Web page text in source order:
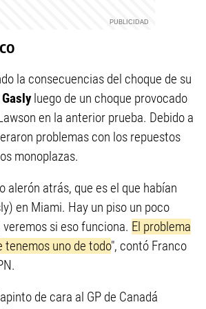
la consecuencias del choque de su
luego de un choque provocado
en la anterior prueba. Debido a
problemas con los repuestos
monoplazas.
alerón atrás, que es el que habían
en Miami. Hay un piso un poco
si eso funciona. El problema
tenemos uno de todo", contó Franco
de cara al GP de Canadá